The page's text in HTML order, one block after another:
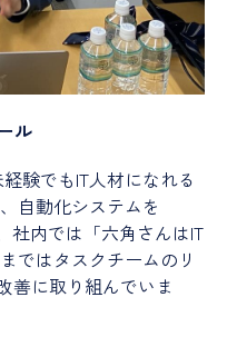
ル
験でもIT人材になれる
自動化システムを
社内では「六角さんはIT
ではタスクチームのリ
善に取り組んでいま